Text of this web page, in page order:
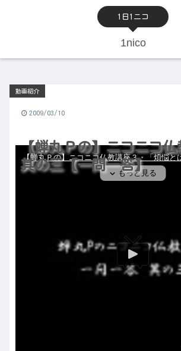
1日1ニコ
1nico
【蝉丸Ｐの】ニコニコ仏
其の三【一問一答】
動画紹介
2009/03/10